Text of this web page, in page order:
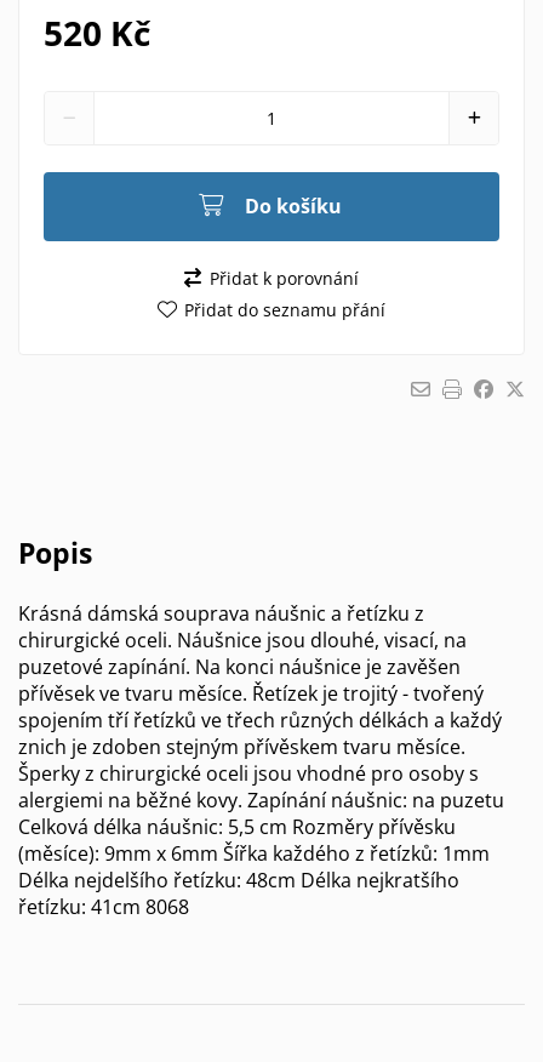
520 Kč
Do košíku
Přidat k porovnání
Přidat do seznamu přání
Popis
Krásná dámská souprava náušnic a řetízku z
chirurgické oceli. Náušnice jsou dlouhé, visací, na
puzetové zapínání. Na konci náušnice je zavěšen
přívěsek ve tvaru měsíce. Řetízek je trojitý - tvořený
spojením tří řetízků ve třech různých délkách a každý
znich je zdoben stejným přívěskem tvaru měsíce.
Šperky z chirurgické oceli jsou vhodné pro osoby s
alergiemi na běžné kovy. Zapínání náušnic: na puzetu
Celková délka náušnic: 5,5 cm Rozměry přívěsku
(měsíce): 9mm x 6mm Šířka každého z řetízků: 1mm
Délka nejdelšího řetízku: 48cm Délka nejkratšího
řetízku: 41cm 8068